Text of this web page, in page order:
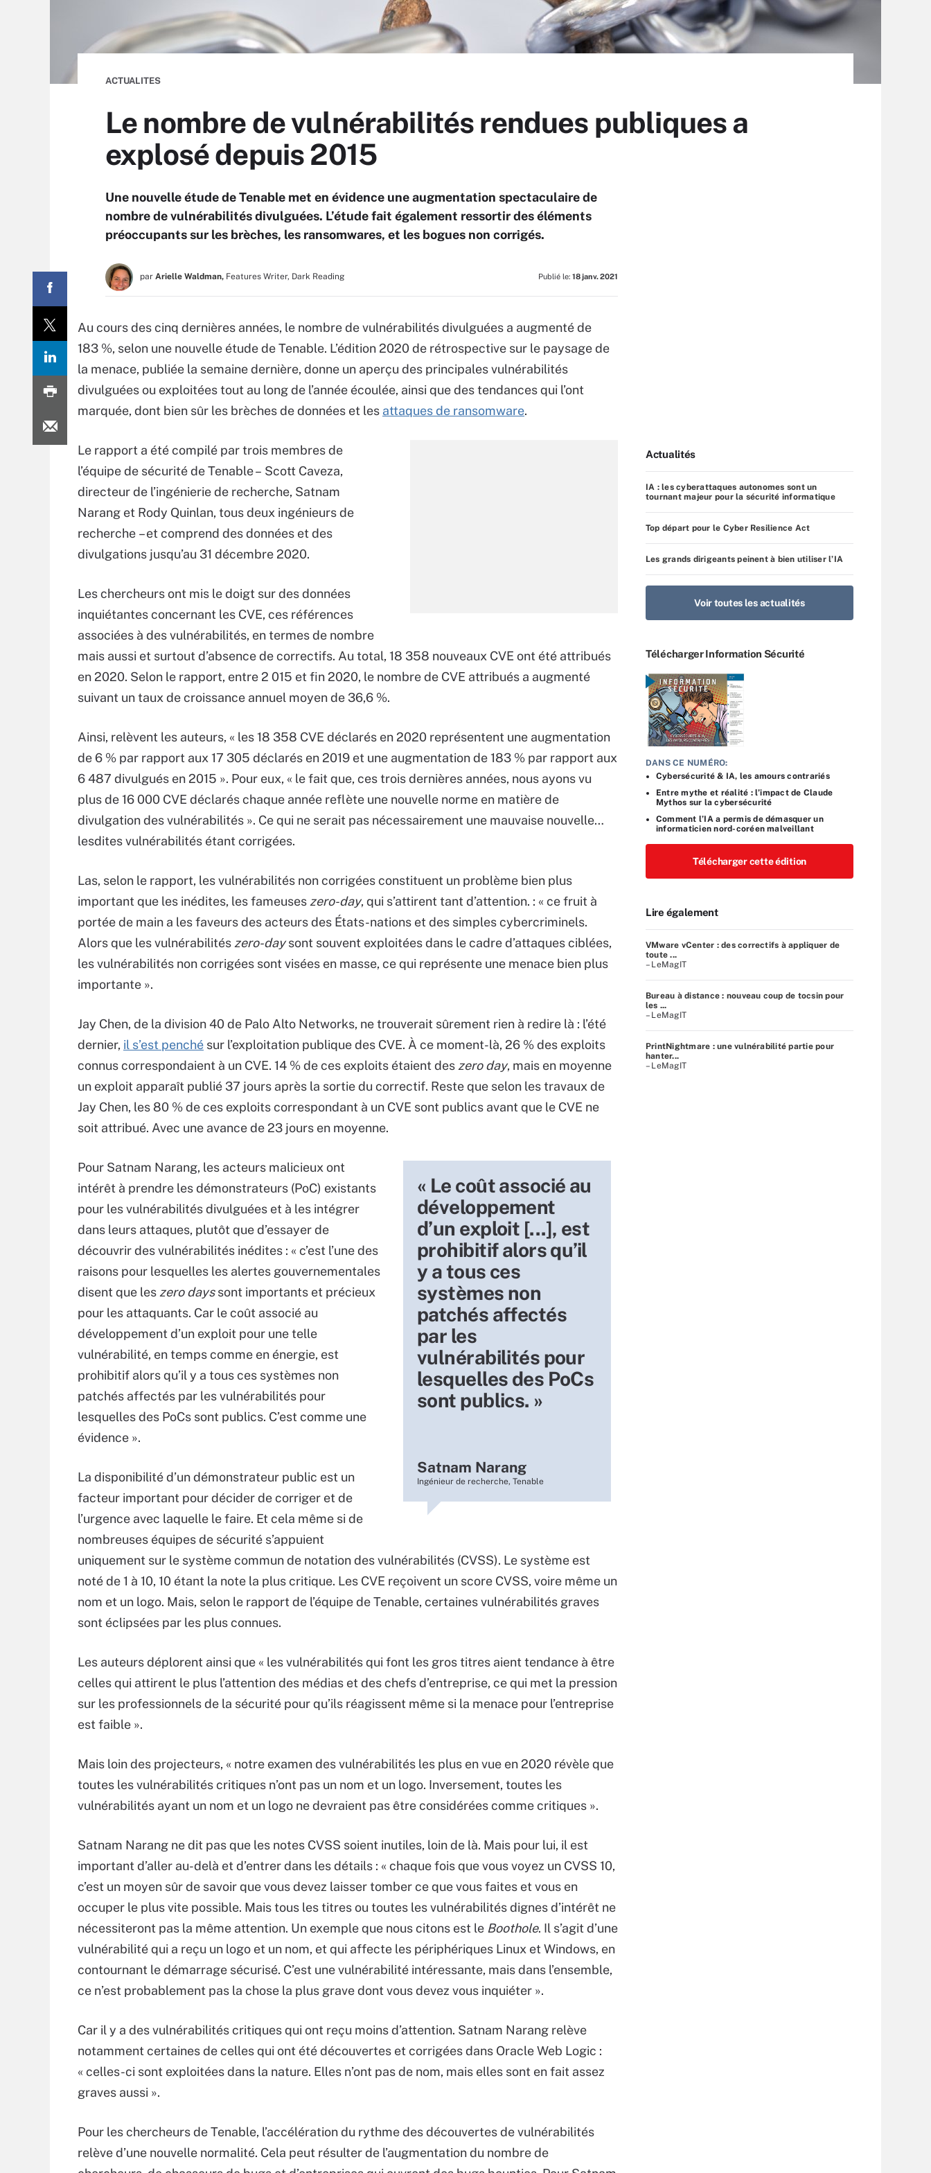
ACTUALITES
Le nombre de vulnérabilités rendues publiques a
explosé depuis 2015
Une nouvelle étude de Tenable met en évidence une augmentation spectaculaire de
nombre de vulnérabilités divulguées. L’étude fait également ressortir des éléments
préoccupants sur les brèches, les ransomwares, et les bogues non corrigés.
par Arielle Waldman, Features Writer, Dark Reading Publié le: 18 janv. 2021
Au cours des cinq dernières années, le nombre de vulnérabilités divulguées a augmenté de
183 %, selon une nouvelle étude de Tenable. L’édition 2020 de rétrospective sur le paysage de
la menace, publiée la semaine dernière, donne un aperçu des principales vulnérabilités
divulguées ou exploitées tout au long de l’année écoulée, ainsi que des tendances qui l’ont
marquée, dont bien sûr les brèches de données et les attaques de ransomware.
Le rapport a été compilé par trois membres de
l’équipe de sécurité de Tenable – Scott Caveza,
directeur de l’ingénierie de recherche, Satnam
Narang et Rody Quinlan, tous deux ingénieurs de
recherche – et comprend des données et des
divulgations jusqu’au 31 décembre 2020.
Les chercheurs ont mis le doigt sur des données
inquiétantes concernant les CVE, ces références
associées à des vulnérabilités, en termes de nombre
mais aussi et surtout d’absence de correctifs. Au total, 18 358 nouveaux CVE ont été attribués
en 2020. Selon le rapport, entre 2 015 et fin 2020, le nombre de CVE attribués a augmenté
suivant un taux de croissance annuel moyen de 36,6 %.
Ainsi, relèvent les auteurs, « les 18 358 CVE déclarés en 2020 représentent une augmentation
de 6 % par rapport aux 17 305 déclarés en 2019 et une augmentation de 183 % par rapport aux
6 487 divulgués en 2015 ». Pour eux, « le fait que, ces trois dernières années, nous ayons vu
plus de 16 000 CVE déclarés chaque année reflète une nouvelle norme en matière de
divulgation des vulnérabilités ». Ce qui ne serait pas nécessairement une mauvaise nouvelle…
lesdites vulnérabilités étant corrigées.
Las, selon le rapport, les vulnérabilités non corrigées constituent un problème bien plus
important que les inédites, les fameuses zero-day, qui s’attirent tant d’attention. : « ce fruit à
portée de main a les faveurs des acteurs des États-nations et des simples cybercriminels.
Alors que les vulnérabilités zero-daysont souvent exploitées dans le cadre d’attaques ciblées,
les vulnérabilités non corrigées sont visées en masse, ce qui représente une menace bien plus
importante ».
Jay Chen, de la division 40 de Palo Alto Networks, ne trouverait sûrement rien à redire là : l’été
dernier, il s’est penché sur l’exploitation publique des CVE. À ce moment-là, 26 % des exploits
connus correspondaient à un CVE. 14 % de ces exploits étaient des zero day, mais en moyenne
un exploit apparaît publié 37 jours après la sortie du correctif. Reste que selon les travaux de
Jay Chen, les 80 % de ces exploits correspondant à un CVE sont publics avant que le CVE ne
soit attribué. Avec une avance de 23 jours en moyenne.
« Le coût associé au
développement
d’un exploit [...], est
prohibitif alors qu’il
y a tous ces
systèmes non
patchés affectés
par les
vulnérabilités pour
lesquelles des PoCs
sont publics. »
Satnam Narang
Ingénieur de recherche, Tenable
Pour Satnam Narang, les acteurs malicieux ont
intérêt à prendre les démonstrateurs (PoC) existants
pour les vulnérabilités divulguées et à les intégrer
dans leurs attaques, plutôt que d’essayer de
découvrir des vulnérabilités inédites : « c’est l’une des
raisons pour lesquelles les alertes gouvernementales
disent que les zero dayssont importants et précieux
pour les attaquants. Car le coût associé au
développement d’un exploit pour une telle
vulnérabilité, en temps comme en énergie, est
prohibitif alors qu’il y a tous ces systèmes non
patchés affectés par les vulnérabilités pour
lesquelles des PoCs sont publics. C’est comme une
évidence ».
La disponibilité d’un démonstrateur public est un
facteur important pour décider de corriger et de
l’urgence avec laquelle le faire. Et cela même si de
nombreuses équipes de sécurité s’appuient
uniquement sur le système commun de notation des vulnérabilités (CVSS). Le système est
noté de 1 à 10, 10 étant la note la plus critique. Les CVE reçoivent un score CVSS, voire même un
nom et un logo. Mais, selon le rapport de l’équipe de Tenable, certaines vulnérabilités graves
sont éclipsées par les plus connues.
Les auteurs déplorent ainsi que « les vulnérabilités qui font les gros titres aient tendance à être
celles qui attirent le plus l’attention des médias et des chefs d’entreprise, ce qui met la pression
sur les professionnels de la sécurité pour qu’ils réagissent même si la menace pour l’entreprise
est faible ».
Mais loin des projecteurs, « notre examen des vulnérabilités les plus en vue en 2020 révèle que
toutes les vulnérabilités critiques n’ont pas un nom et un logo. Inversement, toutes les
vulnérabilités ayant un nom et un logo ne devraient pas être considérées comme critiques ».
Satnam Narang ne dit pas que les notes CVSS soient inutiles, loin de là. Mais pour lui, il est
important d’aller au-delà et d’entrer dans les détails : « chaque fois que vous voyez un CVSS 10,
c’est un moyen sûr de savoir que vous devez laisser tomber ce que vous faites et vous en
occuper le plus vite possible. Mais tous les titres ou toutes les vulnérabilités dignes d’intérêt ne
nécessiteront pas la même attention. Un exemple que nous citons est le Boothole. Il s’agit d’une
vulnérabilité qui a reçu un logo et un nom, et qui affecte les périphériques Linux et Windows, en
contournant le démarrage sécurisé. C’est une vulnérabilité intéressante, mais dans l’ensemble,
ce n’est probablement pas la chose la plus grave dont vous devez vous inquiéter ».
Car il y a des vulnérabilités critiques qui ont reçu moins d’attention. Satnam Narang relève
notamment certaines de celles qui ont été découvertes et corrigées dans Oracle Web Logic :
« celles-ci sont exploitées dans la nature. Elles n’ont pas de nom, mais elles sont en fait assez
graves aussi ».
Pour les chercheurs de Tenable, l’accélération du rythme des découvertes de vulnérabilités
relève d’une nouvelle normalité. Cela peut résulter de l’augmentation du nombre de
Actualités
IA : les cyberattaques autonomes sont un
tournant majeur pour la sécurité informatique
Top départ pour le Cyber Resilience Act
Les grands dirigeants peinent à bien utiliser l’IA
Voir toutes les actualités
Télécharger Information Sécurité
DANS CE NUMÉRO:
Cybersécurité & IA, les amours contrariés
Entre mythe et réalité : l’impact de Claude
Mythos sur la cybersécurité
Comment l’IA a permis de démasquer un
informaticien nord-coréen malveillant
Télécharger cette édition
Lire également
VMware vCenter : des correctifs à appliquer de
toute ...
– LeMagIT
Bureau à distance : nouveau coup de tocsin pour
les ...
– LeMagIT
PrintNightmare : une vulnérabilité partie pour
hanter...
– LeMagIT